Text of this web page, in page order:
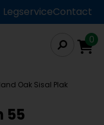
LegserviceContact
0
Oak Sisal Plak
55